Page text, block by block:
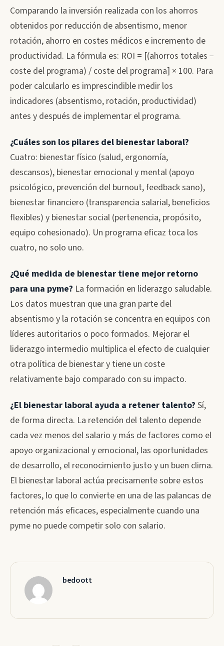
Comparando la inversión realizada con los ahorros
obtenidos por reducción de absentismo, menor
rotación, ahorro en costes médicos e incremento de
productividad. La fórmula es: ROI = [(ahorros totales −
coste del programa) / coste del programa] × 100. Para
poder calcularlo es imprescindible medir los
indicadores (absentismo, rotación, productividad)
antes y después de implementar el programa.
¿Cuáles son los pilares del bienestar laboral?
Cuatro: bienestar físico (salud, ergonomía,
descansos), bienestar emocional y mental (apoyo
psicológico, prevención del burnout, feedback sano),
bienestar financiero (transparencia salarial, beneficios
flexibles) y bienestar social (pertenencia, propósito,
equipo cohesionado). Un programa eficaz toca los
cuatro, no solo uno.
¿Qué medida de bienestar tiene mejor retorno
para una pyme? La formación en liderazgo saludable.
Los datos muestran que una gran parte del
absentismo y la rotación se concentra en equipos con
líderes autoritarios o poco formados. Mejorar el
liderazgo intermedio multiplica el efecto de cualquier
otra política de bienestar y tiene un coste
relativamente bajo comparado con su impacto.
¿El bienestar laboral ayuda a retener talento? Sí,
de forma directa. La retención del talento depende
cada vez menos del salario y más de factores como el
apoyo organizacional y emocional, las oportunidades
de desarrollo, el reconocimiento justo y un buen clima.
El bienestar laboral actúa precisamente sobre estos
factores, lo que lo convierte en una de las palancas de
retención más eficaces, especialmente cuando una
pyme no puede competir solo con salario.
bedoott